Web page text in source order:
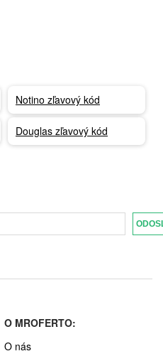
Notino zľavový kód
Douglas zľavový kód
O MROFERTO:
O nás